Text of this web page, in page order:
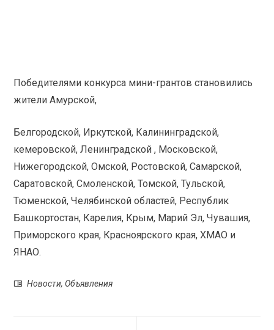
Победителями конкурса мини-грантов становились
жители Амурской,
Белгородской, Иркутской, Калининградской,
кемеровской, Ленинградской , Московской,
Нижегородской, Омской, Ростовской, Самарской,
Саратовской, Смоленской, Томской, Тульской,
Тюменской, Челябинской областей, Республик
Башкортостан, Карелия, Крым, Марий Эл, Чувашия,
Приморского края, Красноярского края, ХМАО и
ЯНАО.
Новости, Объявления